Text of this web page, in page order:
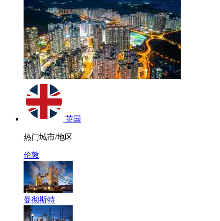
英国
热门城市/地区
伦敦
曼彻斯特